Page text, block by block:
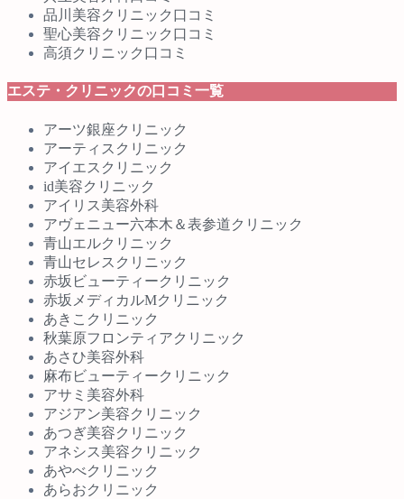
品川美容クリニック口コミ
聖心美容クリニック口コミ
高須クリニック口コミ
エステ・クリニックの口コミ一覧
アーツ銀座クリニック
アーティスクリニック
アイエスクリニック
id美容クリニック
アイリス美容外科
アヴェニュー六本木＆表参道クリニック
青山エルクリニック
青山セレスクリニック
赤坂ビューティークリニック
赤坂メディカルMクリニック
あきこクリニック
秋葉原フロンティアクリニック
あさひ美容外科
麻布ビューティークリニック
アサミ美容外科
アジアン美容クリニック
あつぎ美容クリニック
アネシス美容クリニック
あやべクリニック
あらおクリニック